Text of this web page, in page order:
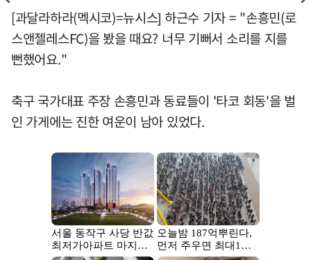
[과달라하라(멕시코)=뉴시스] 하근수 기자 = "손흥민(로
스앤젤레스FC)을 봤을 때요? 너무 기뻐서 소리를 지를
뻔했어요."
축구 국가대표 주장 손흥민과 동료들이 '타코 회동'을 벌
인 가게에는 진한 여운이 남아 있었다.